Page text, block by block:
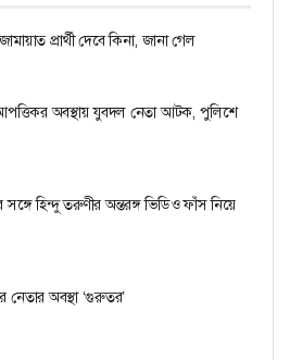
জামায়াত প্রার্থী দেবে কিনা, জানা গেল
আপত্তিকর অবস্থায় যুবদল নেতা আটক, পুলিশে
সঙ্গে হিন্দু তরুণীর অন্তরঙ্গ ভিডিও ফাঁস নিয়ে
নেতার অবস্থা ‘গুরুতর’